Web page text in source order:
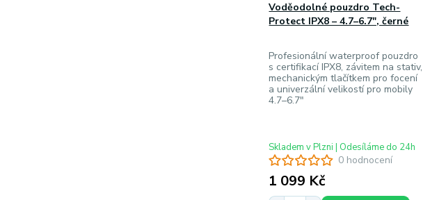
0 hodnocení
Voděodolné pouzdro Tech-
Protect IPX8 – 4.7–6.7", černé
Profesionální waterproof pouzdro
s certifikací IPX8, závitem na stativ,
mechanickým tlačítkem pro focení
a univerzální velikostí pro mobily
4.7–6.7"
1 099 Kč
Skladem v Plzni | Odesíláme do 24h